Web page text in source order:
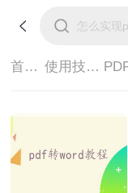
首页> 使用技巧>